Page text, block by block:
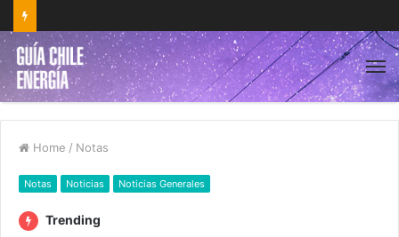
Home / Notas
Notas Noticias Noticias Generales
Trending